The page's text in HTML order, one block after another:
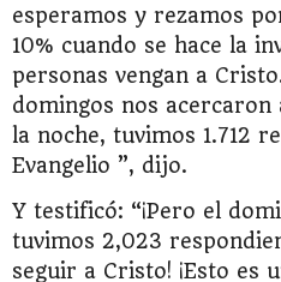
esperamos y rezamos
10% cuando se hace la
personas vengan a
domingos nos acercaron
la noche, tuvimos 1.712
Evangelio ”, dijo.
Y testificó: “¡Pero el
tuvimos 2,023
seguir a Cristo! ¡Esto es